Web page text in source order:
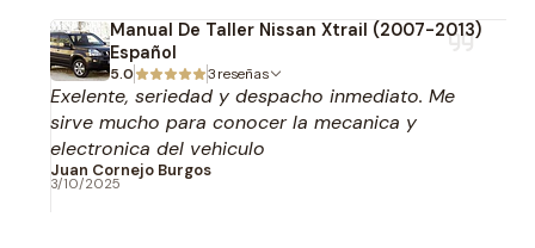
Manual De Taller Nissan Xtrail (2007-2013)
Español
5.0 3 reseñas
Exelente, seriedad y despacho inmediato. Me
sirve mucho para conocer la mecanica y
electronica del vehiculo
Juan Cornejo Burgos
3/10/2025